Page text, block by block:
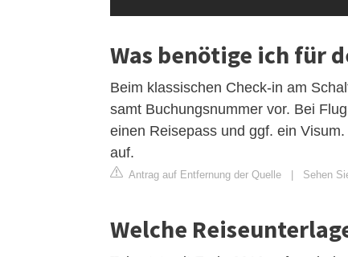
Was benötige ich für
Beim klassischen Check-in am
samt Buchungsnummer vor. Bei
einen Reisepass und ggf. ein
auf.
Antrag auf Entfernung der Quelle | Sehen
Welche